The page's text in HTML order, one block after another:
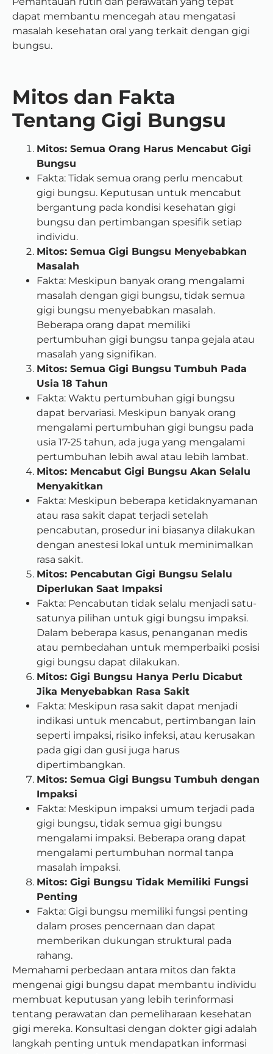
dapat membantu mencegah atau mengatasi
masalah kesehatan oral yang terkait dengan gigi
bungsu.
Mitos dan Fakta
Tentang Gigi Bungsu
Mitos: Semua Orang Harus Mencabut Gigi
Bungsu
Fakta: Tidak semua orang perlu mencabut
gigi bungsu. Keputusan untuk mencabut
bergantung pada kondisi kesehatan gigi
bungsu dan pertimbangan spesifik setiap
individu.
Mitos: Semua Gigi Bungsu Menyebabkan
Masalah
Fakta: Meskipun banyak orang mengalami
masalah dengan gigi bungsu, tidak semua
gigi bungsu menyebabkan masalah.
Beberapa orang dapat memiliki
pertumbuhan gigi bungsu tanpa gejala atau
masalah yang signifikan.
Mitos: Semua Gigi Bungsu Tumbuh Pada
Usia 18 Tahun
Fakta: Waktu pertumbuhan gigi bungsu
dapat bervariasi. Meskipun banyak orang
mengalami pertumbuhan gigi bungsu pada
usia 17-25 tahun, ada juga yang mengalami
pertumbuhan lebih awal atau lebih lambat.
Mitos: Mencabut Gigi Bungsu Akan Selalu
Menyakitkan
Fakta: Meskipun beberapa ketidaknyamanan
atau rasa sakit dapat terjadi setelah
pencabutan, prosedur ini biasanya dilakukan
dengan anestesi lokal untuk meminimalkan
rasa sakit.
Mitos: Pencabutan Gigi Bungsu Selalu
Diperlukan Saat Impaksi
Fakta: Pencabutan tidak selalu menjadi satu-
satunya pilihan untuk gigi bungsu impaksi.
Dalam beberapa kasus, penanganan medis
atau pembedahan untuk memperbaiki posisi
gigi bungsu dapat dilakukan.
Mitos: Gigi Bungsu Hanya Perlu Dicabut
Jika Menyebabkan Rasa Sakit
Fakta: Meskipun rasa sakit dapat menjadi
indikasi untuk mencabut, pertimbangan lain
seperti impaksi, risiko infeksi, atau kerusakan
pada gigi dan gusi juga harus
dipertimbangkan.
Mitos: Semua Gigi Bungsu Tumbuh dengan
Impaksi
Fakta: Meskipun impaksi umum terjadi pada
gigi bungsu, tidak semua gigi bungsu
mengalami impaksi. Beberapa orang dapat
mengalami pertumbuhan normal tanpa
masalah impaksi.
Mitos: Gigi Bungsu Tidak Memiliki Fungsi
Penting
Fakta: Gigi bungsu memiliki fungsi penting
dalam proses pencernaan dan dapat
memberikan dukungan struktural pada
rahang.
Memahami perbedaan antara mitos dan fakta
mengenai gigi bungsu dapat membantu individu
membuat keputusan yang lebih terinformasi
tentang perawatan dan pemeliharaan kesehatan
gigi mereka. Konsultasi dengan dokter gigi adalah
langkah penting untuk mendapatkan informasi